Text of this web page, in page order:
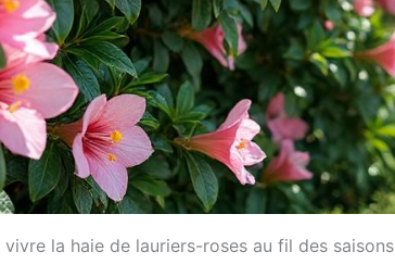
la haie de lauriers-roses au fil des saisons